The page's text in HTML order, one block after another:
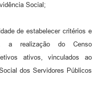
Social;
de estabelecer critérios e
a realização do Censo
ativos, vinculados ao
dos Servidores Públicos